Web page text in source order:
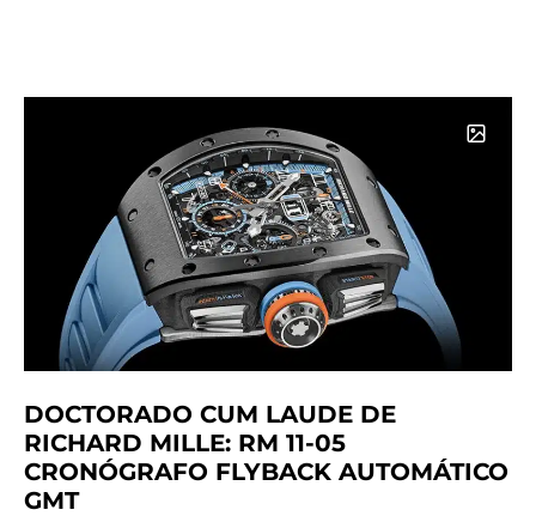
DOCTORADO CUM LAUDE DE
RICHARD MILLE: RM 11-05
CRONÓGRAFO FLYBACK AUTOMÁTICO
GMT